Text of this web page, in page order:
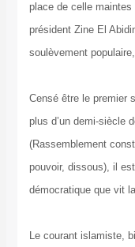
place de celle maintes
président Zine El
soulèvement
Censé être le premier
plus d’un demi-siècle
(Rassemblement
pouvoir, dissous), il
démocratique que vit
Le courant islamiste,